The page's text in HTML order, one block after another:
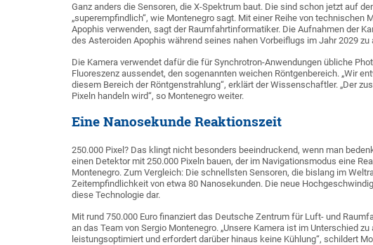
Ganz anders die Sensoren, die X-Spektrum baut. Die sind schon jetzt auf
„superempfindlich“, wie Montenegro sagt. Mit einer Reihe von
Apophis verwenden, sagt der Raumfahrtinformatiker. Die Aufnahmen der
des Asteroiden Apophis während seines nahen Vorbeiflugs im Jahr 2029 zu
Die Kamera verwendet dafür die für Synchrotron-Anwendungen übliche
Fluoreszenz aussendet, den sogenannten weichen Röntgenbereich. „Wir
diesem Bereich der Röntgenstrahlung“, erklärt der Wissenschaftler. „Der
Pixeln handeln wird“, so Montenegro weiter.
Eine Nanosekunde Reaktionszeit
250.000 Pixel? Das klingt nicht besonders beeindruckend, wenn man
einen Detektor mit 250.000 Pixeln bauen, der im Navigationsmodus eine
Montenegro. Zum Vergleich: Die schnellsten Sensoren, die bislang im
Zeitempfindlichkeit von etwa 80 Nanosekunden. Die neue
diese Technologie dar.
Mit rund 750.000 Euro finanziert das Deutsche Zentrum für Luft- und
an das Team von Sergio Montenegro. „Unsere Kamera ist im Unterschied
leistungsoptimiert und erfordert darüber hinaus keine Kühlung“, schildert